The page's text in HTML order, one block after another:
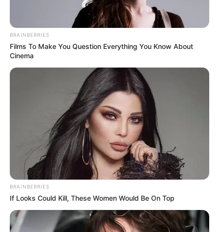
ΔΙΕΘΝΗ
Μια μυστηριώδης κυβερνοεπίθεση
κατέστρεψε το τραπεζικό σύστημα του
Ιράν
Μια μυστηριώδης κυβερνοεπίθεση κατέστρεψε το
τραπεζικό σύστημα του Ιράν. Σύμφωνα με εισερχόμενες
αναφορές, μετά από μια ξαφνική επίθεση στον
κυβερνοχώρο, όλα τα συστήματα υπολογιστών των...
BRAINBERRIES
Films To Make You Question Everything You Know About
Cinema
BRAINBERRIES
If Looks Could Kill, These Women Would Be On Top